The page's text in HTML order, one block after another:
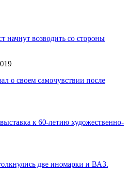
возводить со стороны
о своем самочувствии после
к 60-летию художественно-
две иномарки и ВАЗ.